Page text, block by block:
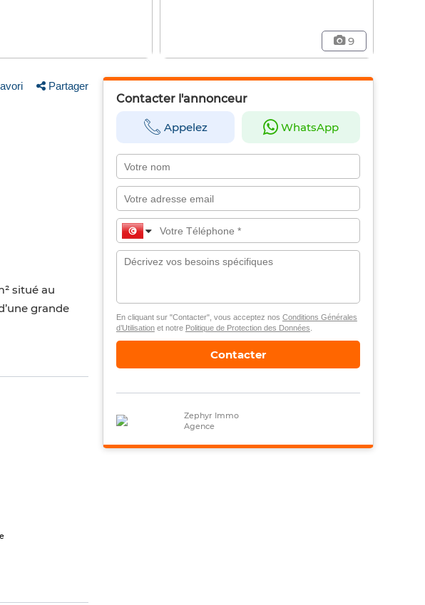
9
Partager
situé au
grande
Contacter l'annonceur
Appelez WhatsApp
En cliquant sur "Contacter", vous acceptez nos Conditions Générales
d’Utilisationet notre Politique de Protection des Données
Contacter
Zephyr Immo
Agence